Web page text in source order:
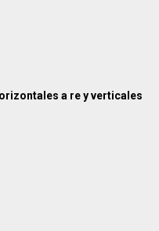
a re y verticales